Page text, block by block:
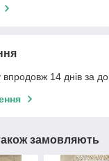
14 днів за
замовляють